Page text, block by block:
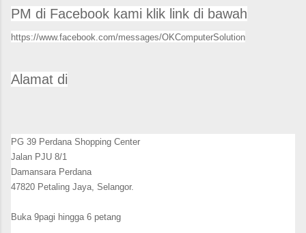
PM di Facebook kami klik link di bawah
https://www.facebook.com/messages/OKComputerSolution
Alamat di
PG 39 Perdana Shopping Center
Jalan PJU 8/1
Damansara Perdana
47820 Petaling Jaya, Selangor.
Buka 9pagi hingga 6 petang